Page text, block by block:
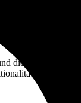
die
der Seite